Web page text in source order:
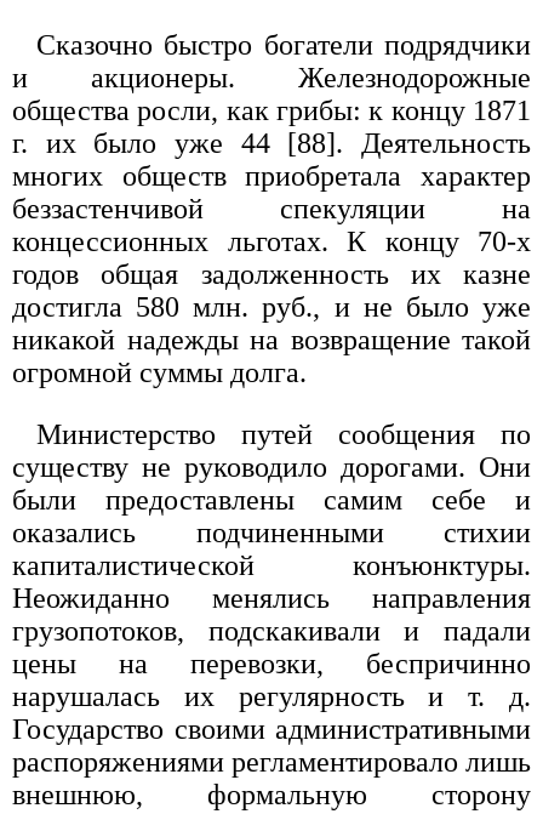
Сказочно быстро богатели подрядчики
и акционеры. Железнодорожные
общества росли, как грибы: к концу 1871
г. их было уже 44 [88]. Деятельность
многих обществ приобретала характер
беззастенчивой спекуляции на
концессионных льготах. К концу 70-х
годов общая задолженность их казне
достигла 580 млн. руб., и не было уже
никакой надежды на возвращение такой
огромной суммы долга.
Министерство путей сообщения по
существу не руководило дорогами. Они
были предоставлены самим себе и
оказались подчиненными стихии
капиталистической конъюнктуры.
Неожиданно менялись направления
грузопотоков, подскакивали и падали
цены на перевозки, беспричинно
нарушалась их регулярность и т. д.
Государство своими административными
распоряжениями регламентировало лишь
внешнюю, формальную сторону